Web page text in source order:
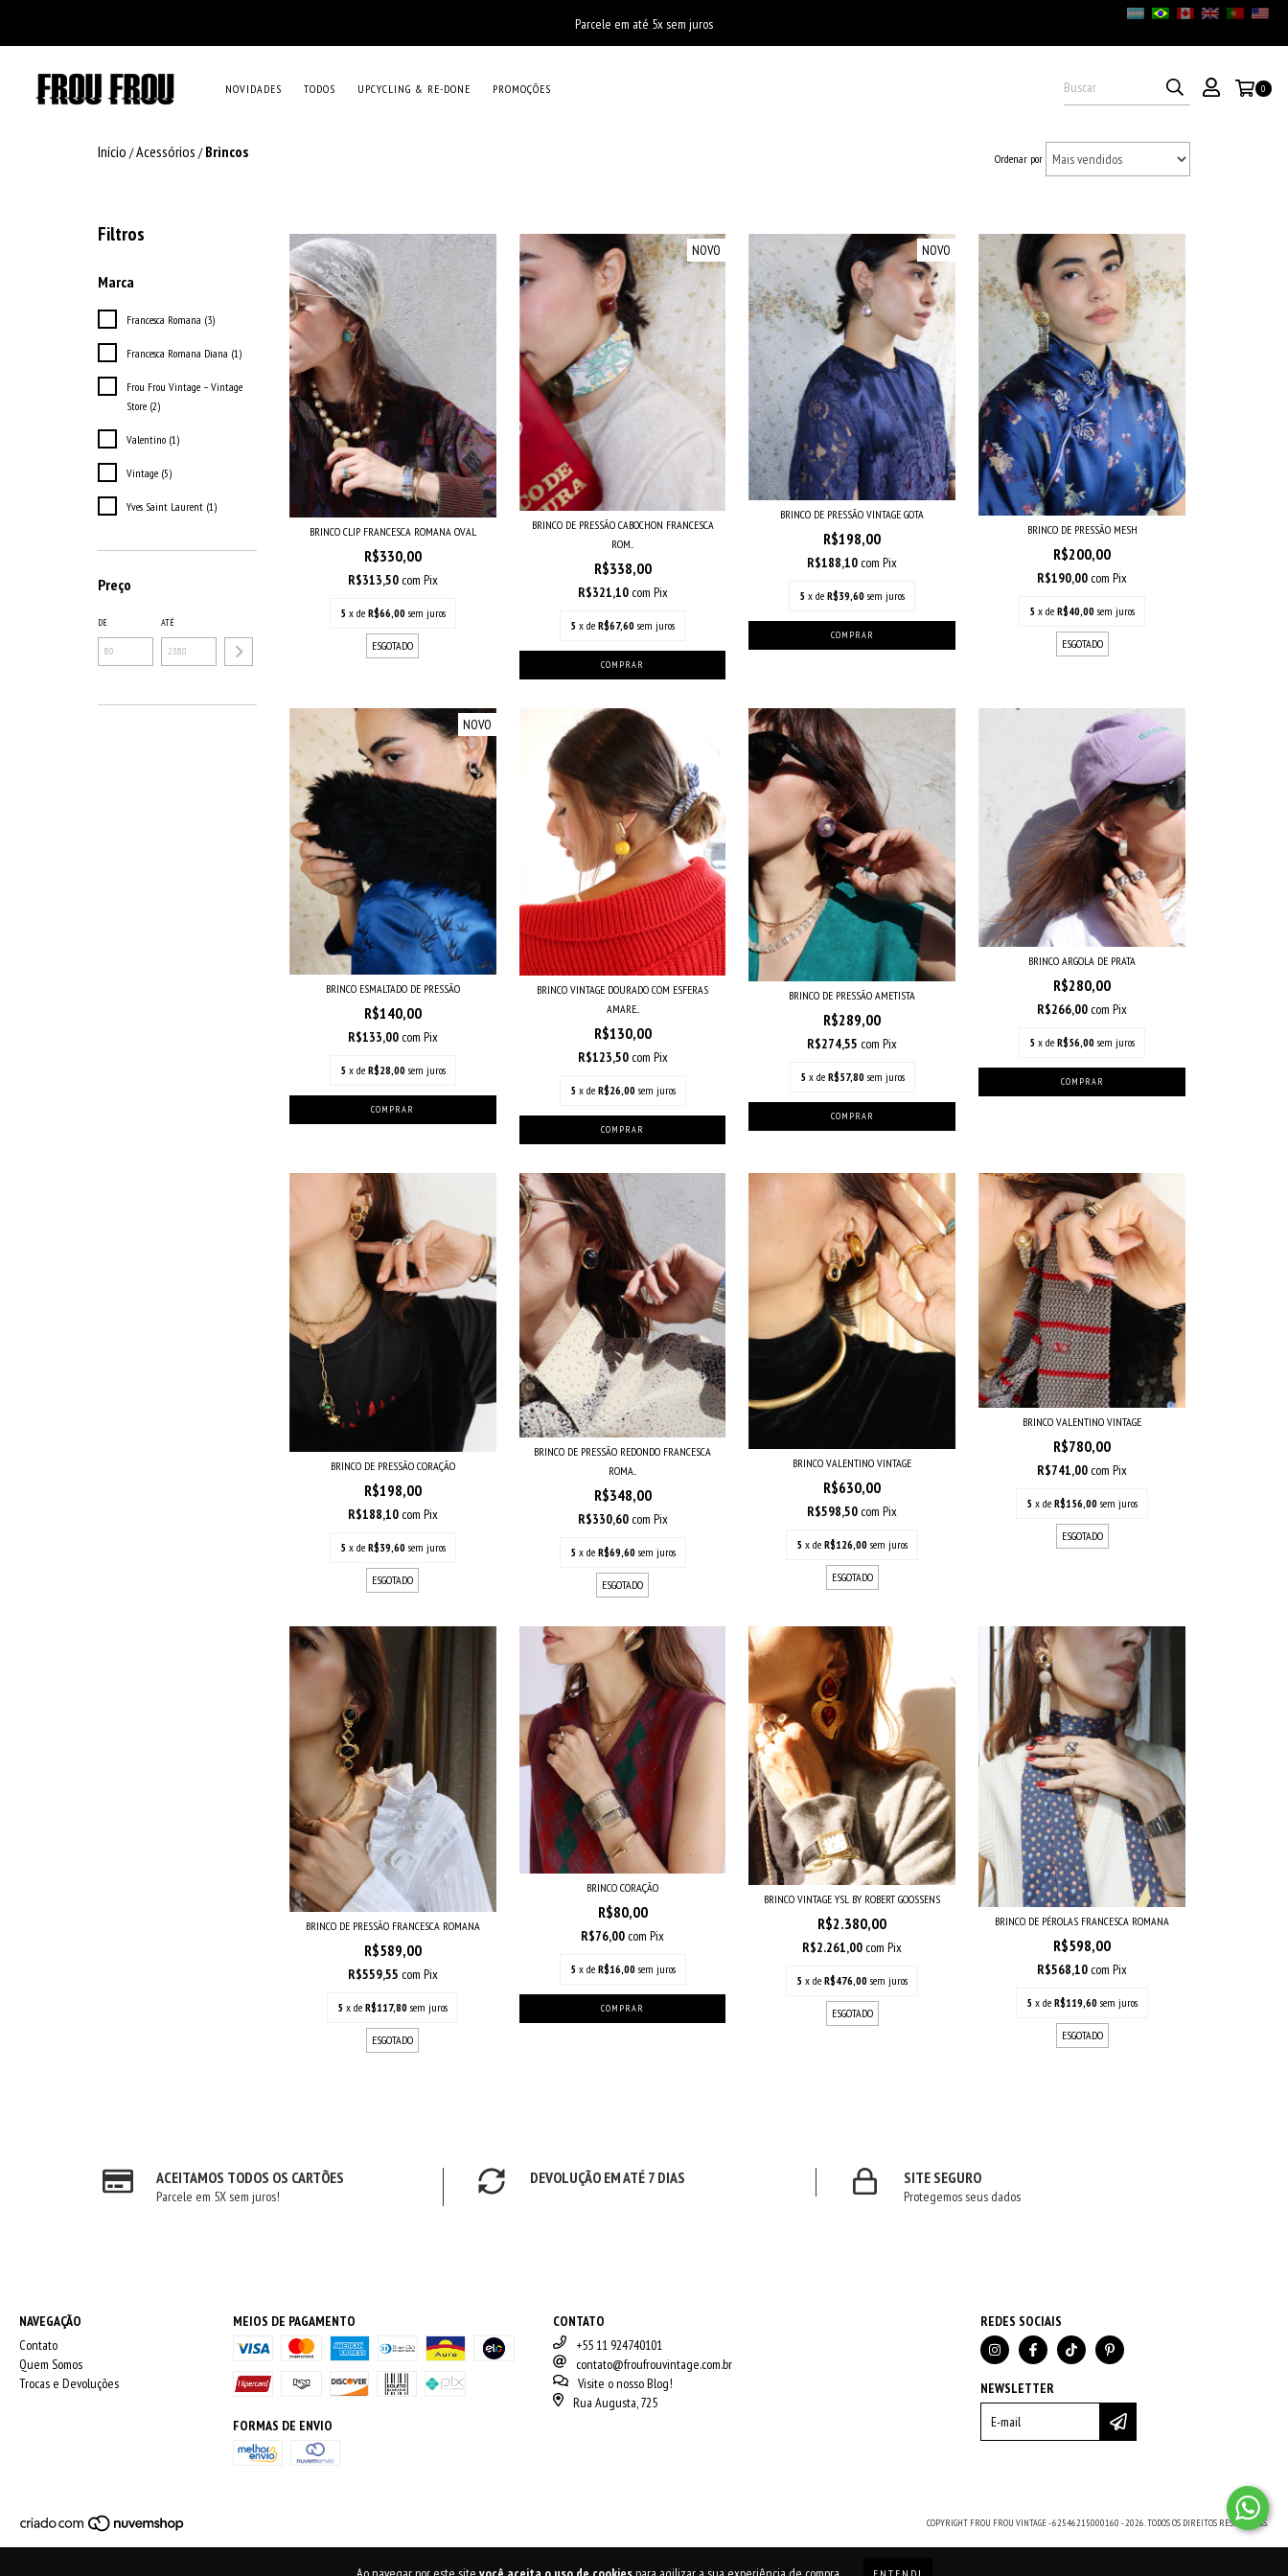
Parcele em até 5x sem juros
NOVIDADES TODOS UPCYCLING & RE-DONE PROMOÇÕES 0
Início /Acessórios / Brincos Ordenar por
Filtros
Marca
Francesca Romana (3)
Francesca Romana Diana (1)
Frou Frou Vintage – Vintage
Store (2)
Valentino (1)
Vintage (5)
Yves Saint Laurent (1)
Preço
DE ATÉ
BRINCO CLIP FRANCESCA ROMANA OVAL
R$330,00
R$313,50 com Pix
5 x de R$66,00 sem juros
ESGOTADO
NOVO
BRINCO DE PRESSÃO CABOCHON FRANCESCA
ROM...
R$338,00
R$321,10 com Pix
5 x deR$67,60 sem juros
NOVO
BRINCO DE PRESSÃO VINTAGE GOTA
R$198,00
R$188,10 com Pix
5 x deR$39,60 sem juros
BRINCO DE PRESSÃO MESH
R$200,00
R$190,00 com Pix
5 x deR$40,00 sem juros
ESGOTADO
NOVO
BRINCO ESMALTADO DE PRESSÃO
R$140,00
R$133,00 com Pix
5 x de R$28,00 sem juros
BRINCO VINTAGE DOURADO COM ESFERAS
AMARE...
R$130,00
R$123,50 com Pix
5 x de R$26,00 sem juros
BRINCO DE PRESSÃO AMETISTA
R$289,00
R$274,55 com Pix
5 x de R$57,80 sem juros
BRINCO ARGOLA DE PRATA
R$280,00
R$266,00 com Pix
5 x deR$56,00 sem juros
BRINCO DE PRESSÃO CORAÇÃO
R$198,00
R$188,10 com Pix
5 x de R$39,60 sem juros
ESGOTADO
BRINCO DE PRESSÃO REDONDO FRANCESCA
ROMA...
R$348,00
R$330,60 com Pix
5 x de R$69,60 sem juros
ESGOTADO
BRINCO VALENTINO VINTAGE
R$630,00
R$598,50 com Pix
5 x deR$126,00 sem juros
ESGOTADO
BRINCO VALENTINO VINTAGE
R$780,00
R$741,00 com Pix
5 x deR$156,00 sem juros
ESGOTADO
BRINCO DE PRESSÃO FRANCESCA ROMANA
R$589,00
R$559,55 com Pix
5 x deR$117,80 sem juros
ESGOTADO
BRINCO CORAÇÃO
R$80,00
R$76,00 com Pix
5 x de R$16,00 sem juros
BRINCO VINTAGE YSL BY ROBERT GOOSSENS
R$2.380,00
R$2.261,00 com Pix
5 x deR$476,00 sem juros
ESGOTADO
BRINCO DE PÉROLAS FRANCESCA ROMANA
R$598,00
R$568,10 com Pix
5 x deR$119,60 sem juros
ESGOTADO
ACEITAMOS TODOS OS CARTÕES
Parcele em 5X sem juros!
DEVOLUÇÃO EM ATÉ 7 DIAS SITE SEGURO
Protegemos seus dados
NAVEGAÇÃO
Contato
Quem Somos
Trocas e Devoluções
MEIOS DE PAGAMENTO
FORMAS DE ENVIO
CONTATO
+55 11 924740101
contato@froufrouvintage.com.br
Visite o nosso Blog!
Rua Augusta, 725
REDES SOCIAIS
NEWSLETTER
COPYRIGHT FROU FROU VINTAGE - 62546215000160 - 2026. TODOS OS DIREITOS RESERVADOS.